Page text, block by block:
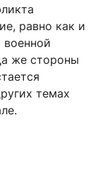
равно как и
же стороны
темах